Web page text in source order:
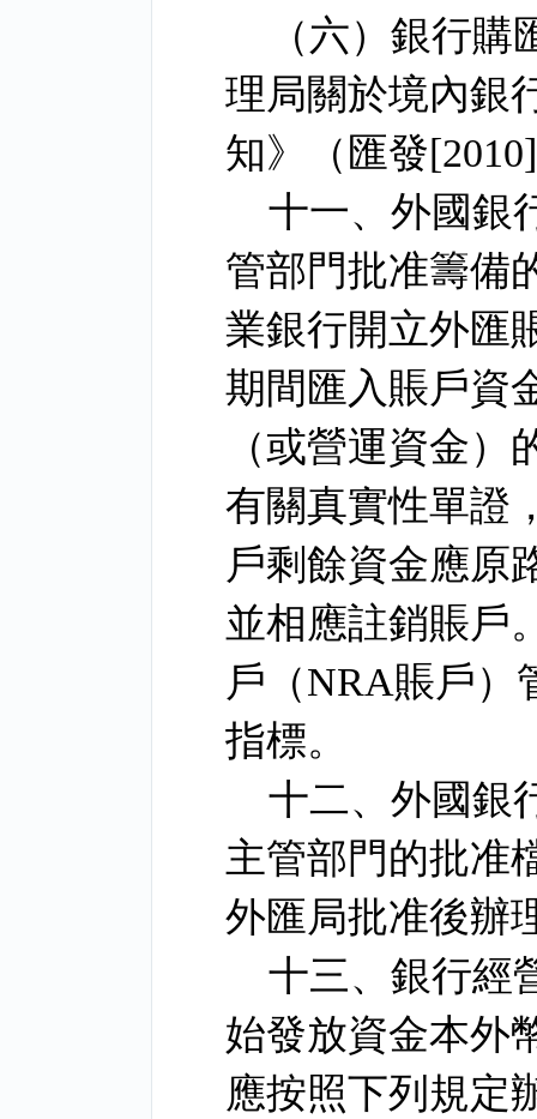
（六）銀行
理局關於境內銀
知》（匯發
十一、外國銀
管部門批准籌備
業銀行開立外匯
期間匯入賬戶資
（或營運資金）
有關真實性單證
戶剩餘資金應原
並相應註銷賬戶
戶（NRA賬戶）
指標。
十二、外國銀
主管部門的批准
外匯局批准後辦
十三、銀行經
始發放資金本外
應按照下列規定